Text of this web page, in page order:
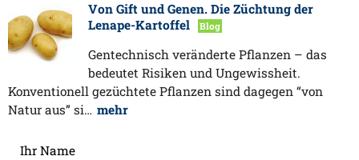
Von Gift und Genen. Die Züchtung der
Lenape-Kartoffel
Blog
Gentechnisch veränderte Pflanzen – das
bedeutet Risiken und Ungewissheit.
Konventionell gezüchtete Pflanzen sind dagegen “von
Natur aus” si… mehr
Ihr Name